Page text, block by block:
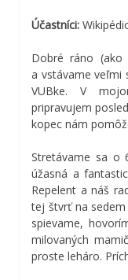
Účastníci:
Dobré ráno (ako
a vstávame veľmi
VUBke. V
pripravujem
kopec nám
Stretávame sa o
úžasná a
Repelent a náš
tej štvrť na
spievame,
milovaných
proste leháro.